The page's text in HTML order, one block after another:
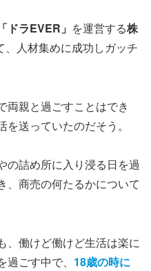
ドラEVER」 を運営する株
、人材集めに成功しガッチ
両親と過ごすことはでき
送っていたのだそう。
の詰め所に入り浸る日を過
、商売の何たるかについて
、働けど働けど生活は楽に
ごす中で、 18歳の時に